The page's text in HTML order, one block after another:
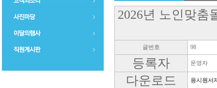
2026년 노인맞춤
글번호 98
등록자 운영자
다운로드 응시원서